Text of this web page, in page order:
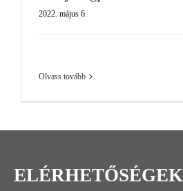
2022. május 6.
Olvass tovább
ELÉRHETŐSÉGEK